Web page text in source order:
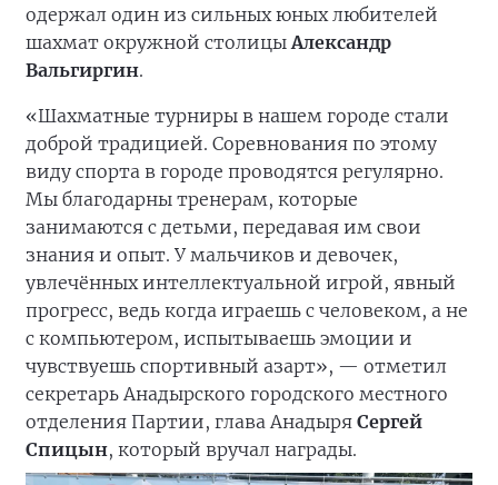
одержал один из сильных юных любителей
шахмат окружной столицыАлександр
Вальгиргин.
«Шахматные турниры в нашем городе стали
доброй традицией. Соревнования по этому
виду спорта в городе проводятся регулярно.
Мы благодарны тренерам, которые
занимаются с детьми, передавая им свои
знания и опыт. У мальчиков и девочек,
увлечённых интеллектуальной игрой, явный
прогресс, ведь когда играешь с человеком, а не
с компьютером, испытываешь эмоции и
чувствуешь спортивный азарт», — отметил
секретарь Анадырского городского местного
отделения Партии, глава Анадыря Сергей
Спицын, который вручал награды.